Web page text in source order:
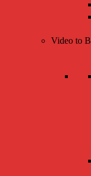
Video to